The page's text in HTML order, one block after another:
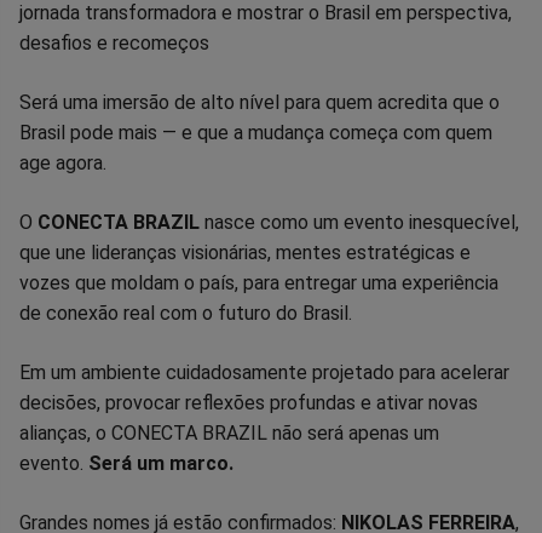
FacebookWhatsappTwitter
jornada transformadora e mostrar o Brasil em perspectiva,
desafios e recomeços
Será uma imersão de alto nível para quem acredita que o
Brasil pode mais — e que a mudança começa com quem
age agora.
O CONECTA BRAZIL nasce como um evento inesquecível,
que une lideranças visionárias, mentes estratégicas e
vozes que moldam o país, para entregar uma experiência
de conexão real com o futuro do Brasil.
Em um ambiente cuidadosamente projetado para acelerar
decisões, provocar reflexões profundas e ativar novas
alianças, o CONECTA BRAZIL não será apenas um
evento. Será um marco.
Grandes nomes já estão confirmados: NIKOLAS FERREIRA,